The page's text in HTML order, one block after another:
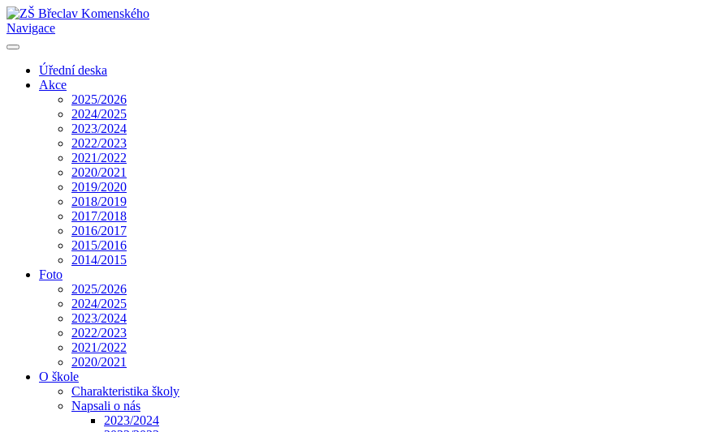
Navigace
Úřední deska
Akce
2025/2026
2024/2025
2023/2024
2022/2023
2021/2022
2020/2021
2019/2020
2018/2019
2017/2018
2016/2017
2015/2016
2014/2015
Foto
2025/2026
2024/2025
2023/2024
2022/2023
2021/2022
2020/2021
O škole
Charakteristika školy
Napsali o nás
2023/2024